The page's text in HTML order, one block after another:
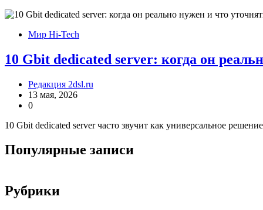
Мир Hi-Tech
10 Gbit dedicated server: когда он
Редакция 2dsl.ru
13 мая, 2026
0
10 Gbit dedicated server часто звучит как универсальное
Популярные записи
Рубрики